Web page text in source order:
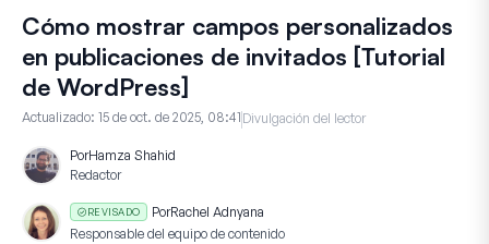
Cómo mostrar campos personalizados
en publicaciones de invitados [Tutorial
de WordPress]
Actualizado: 15 de oct. de 2025, 08:41 Divulgación del lector
PorHamza Shahid
Redactor
REVISADO PorRachel Adnyana
Responsable del equipo de contenido